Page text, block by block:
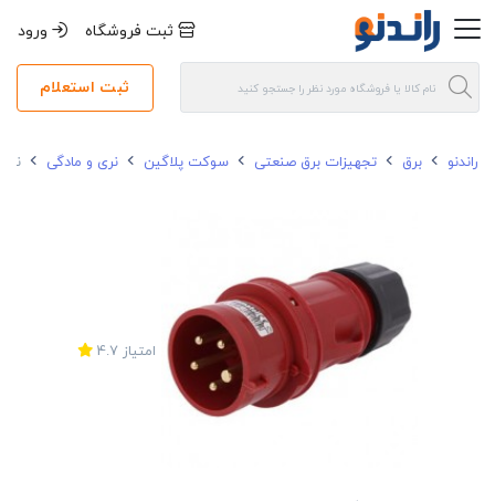
ثبت فروشگاه ورود
ثبت استعلام
راندنو برق تجهیزات برق صنعتی سوکت پلاگین نری و مادگی نری 4 شاخ 16 آمپر
امتیاز 4.7